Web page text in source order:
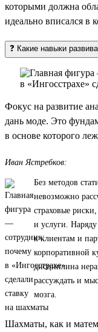
которыми должна
идеально вписался в
❓ Какие навыки
Фокус на развитие
дань моде. Это
в основе которого
Иван Ястребков:
Без методов
невозможно
страховые
и услуги.
к клиентам и
корпоративной
дисциплина
рассуждать и
мозга.
Шахматы, как и